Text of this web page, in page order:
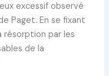
excessif observé
Paget. En se fixant
résorption par les
de la